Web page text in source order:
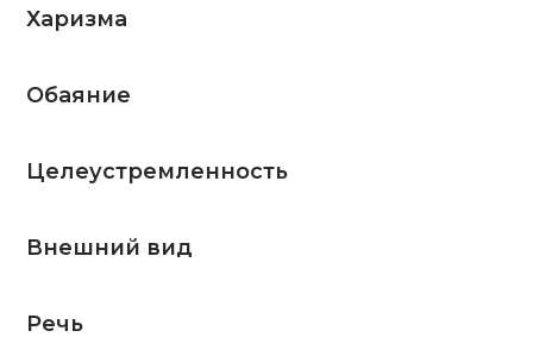
Харизма
Обаяние
Целеустремленность
Внешний вид
Речь